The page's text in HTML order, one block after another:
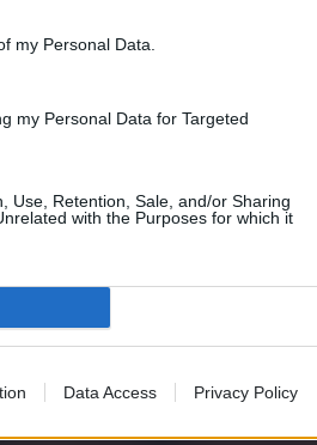
my Personal Data.
my Personal Data for Targeted
Use, Retention, Sale, and/or Sharing
with the Purposes for which it
Data Access Privacy Policy